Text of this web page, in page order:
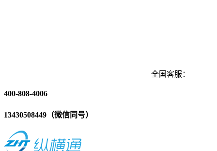
全国客服：
400-808-4006
13430508449（微信同号）